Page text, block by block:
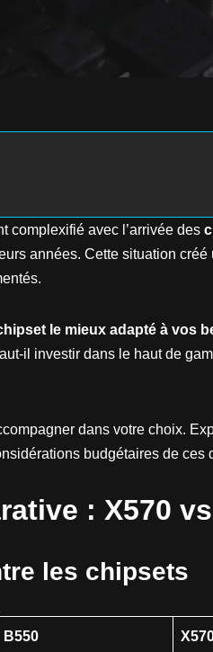
complexifié avec l’arrivée des
années. Cette situation
le mieux adapté à vos
il investir dans le haut de
dans votre choix.
budgétaires de ces
: X570
les chipsets
B550